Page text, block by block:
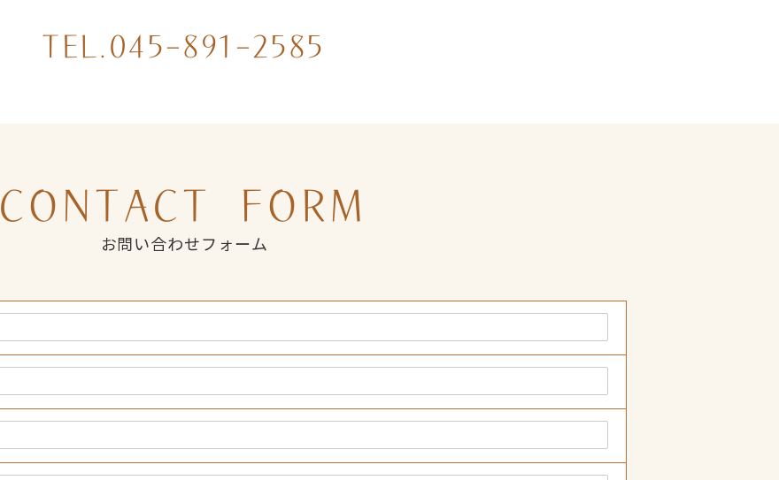
TEL.045-891-2585
CONTACT FORM
お問い合わせフォーム